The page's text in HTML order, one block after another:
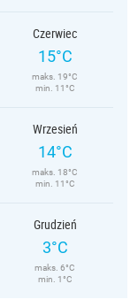
Czerwiec
15°C
maks. 19°C
min. 11°C
Wrzesień
14°C
maks. 18°C
min. 11°C
Grudzień
3°C
maks. 6°C
min. 1°C